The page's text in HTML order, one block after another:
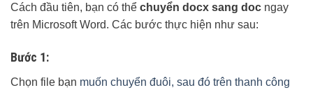
Cách đầu tiên, bạn có thể chuyển docx sang doc ngay
trên Microsoft Word. Các bước thực hiện như sau:
Bước 1:
Chọn file bạn muốn chuyển đuôi, sau đó trên thanh công